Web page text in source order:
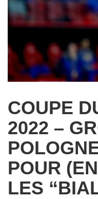
COUPE
2022 –
POUR
LES